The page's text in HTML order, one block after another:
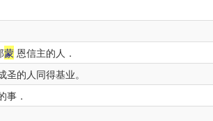
蒙 恩信主的人．
的人同得基业。
．